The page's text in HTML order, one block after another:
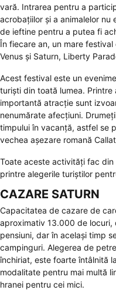
vară. Intrarea pentru a
acrobațiilor și a animalelor
de ieftine pentru a putea fi
În fiecare an, un mare
Venus și Saturn, Liberty
Acest festival este un
turiști din toată lumea.
importantă atracție sunt
nenumărate afecțiuni.
timpului în vacanță, astfel se
vechea așezare romană
Toate aceste activități fac
printre alegerile turiștilor
CAZARE SATURN
Capacitatea de cazare de
aproximativ 13.000 de locuri,
pensiuni, dar în același timp
campinguri. Alegerea de
închiriat, este foarte întâlnită
modalitate pentru mai multă
hranei pentru cei mici.